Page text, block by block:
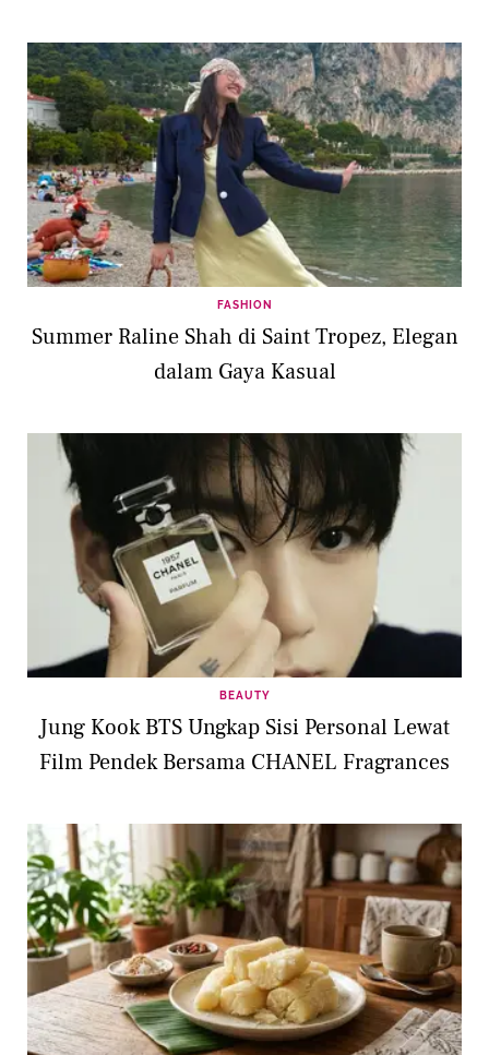
FASHION
Summer Raline Shah di Saint Tropez, Elegan
dalam Gaya Kasual
BEAUTY
Jung Kook BTS Ungkap Sisi Personal Lewat
Film Pendek Bersama CHANEL Fragrances